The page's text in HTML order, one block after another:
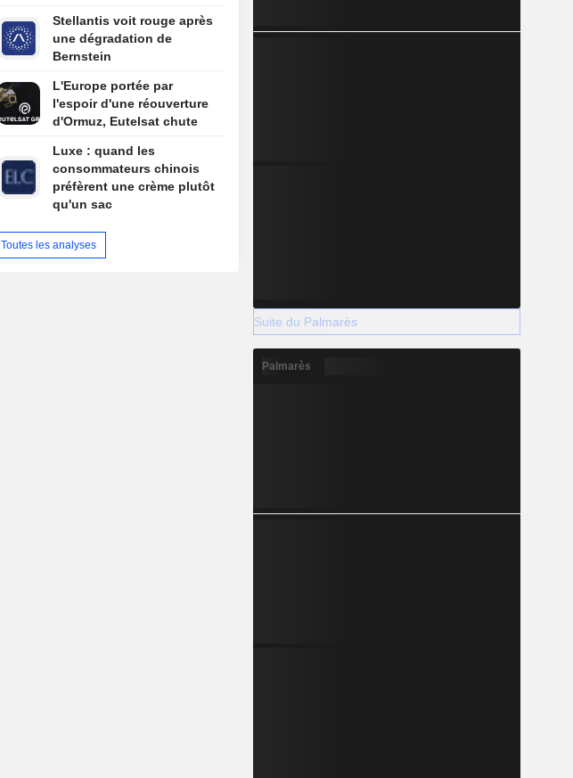
Stellantis voit rouge après
une dégradation de
Bernstein
L'Europe portée par
l'espoir d'une réouverture
d'Ormuz, Eutelsat chute
Luxe : quand les
consommateurs chinois
préfèrent une crème plutôt
qu'un sac
Toutes les analyses
Suite du Palmarès
Palmarès